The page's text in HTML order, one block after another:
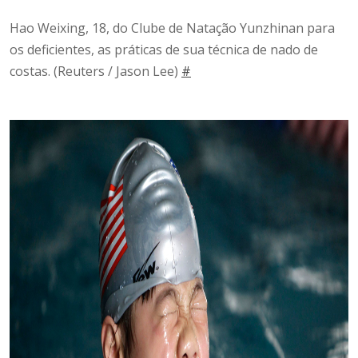
Hao Weixing, 18, ​​do Clube de Natação Yunzhinan para
os deficientes, as práticas de sua técnica de nado de
costas. (Reuters / Jason Lee) #